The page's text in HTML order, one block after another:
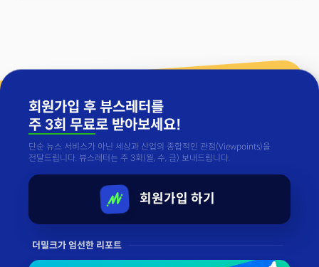
회원가입 후 뷰스레터를
주 3회 무료로 받아보세요!
단순 뉴스 서비스가 아닌 세상과 산업의 종합적인 관점(Viewpoints)을
전달드립니다. 뷰스레터는 주 3회(월, 수, 금) 보내드립니다.
회원가입 하기
더밀크가 엄선한 리포트